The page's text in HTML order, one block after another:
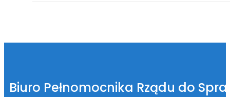
Biuro Pełnomocnika Rządu do